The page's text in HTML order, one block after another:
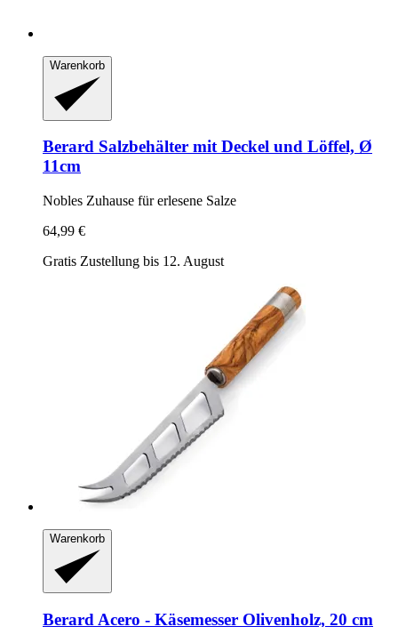
Warenkorb
Berard Salzbehälter mit Deckel und Löffel, Ø
11cm
Nobles Zuhause für erlesene Salze
64,99 €
Gratis Zustellung bis 12. August
Warenkorb
Berard Acero -​ Käsemesser Olivenholz, 20 cm